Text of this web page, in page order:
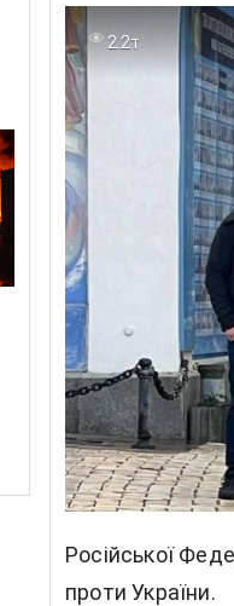
2.2т
Російської
проти України.